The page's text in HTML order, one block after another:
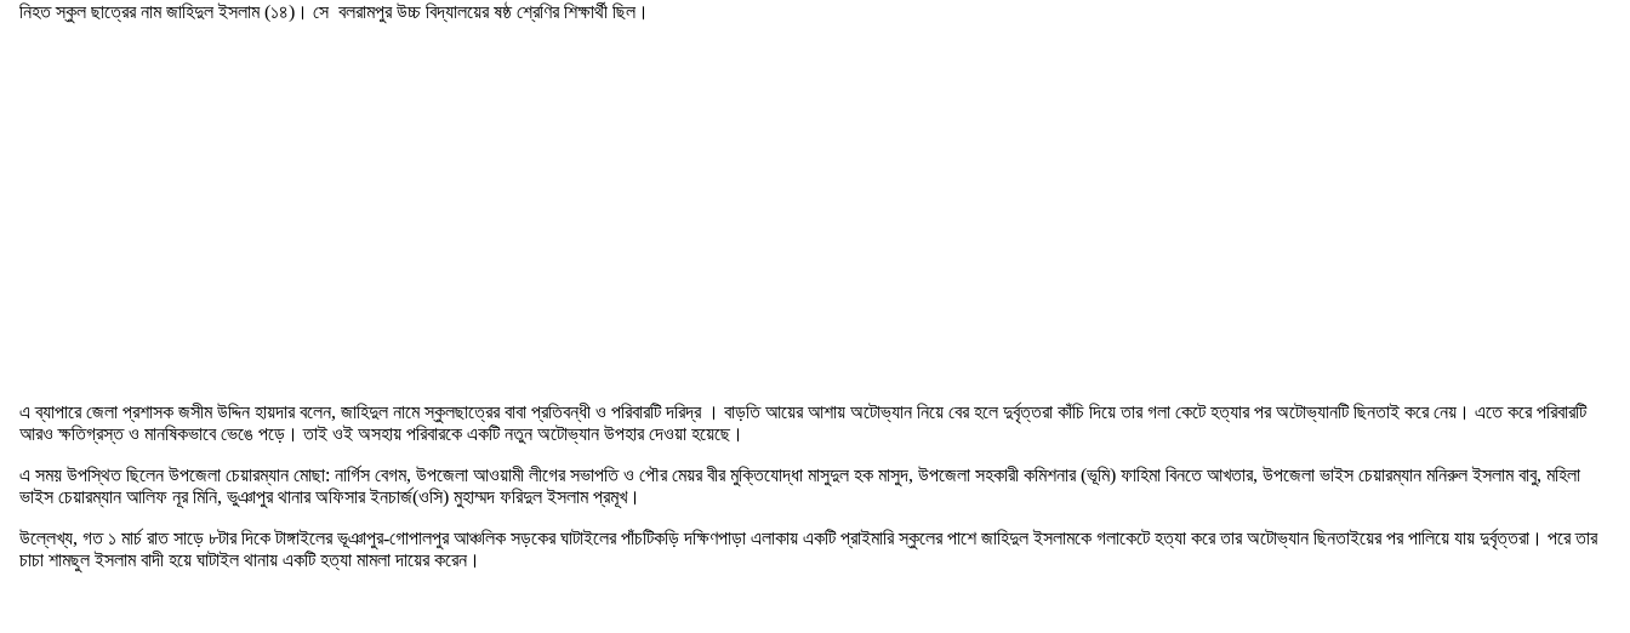
নিহত স্কুল ছাত্রের নাম জাহিদুল ইসলাম (১৪)। সে বলরামপুর উচ্চ বিদ্যালয়ের ষষ্ঠ শ্রেণির শিক্ষার্থী ছিল।
এ ব্যাপারে জেলা প্রশাসক জসীম উদ্দিন হায়দার বলেন, জাহিদুল নামে স্কুলছাত্রের বাবা প্রতিবন্ধী ও পরিবারটি দরিদ্র । বাড়তি আয়ের আশায় অটোভ্যান নিয়ে বের হলে দুর্বৃত্তরা কাঁচি দিয়ে তার গলা কেটে হত্যার পর অটোভ্যানটি ছিনতাই করে নেয়। এতে করে পরিবারটি
আরও ক্ষতিগ্রস্ত ও মানষিকভাবে ভেঙে পড়ে। তাই ওই অসহায় পরিবারকে একটি নতুন অটোভ্যান উপহার দেওয়া হয়েছে।
এ সময় উপস্থিত ছিলেন উপজেলা চেয়ারম্যান মোছা: নার্গিস বেগম, উপজেলা আওয়ামী লীগের সভাপতি ও পৌর মেয়র বীর মুক্তিযোদ্ধা মাসুদুল হক মাসুদ, উপজেলা সহকারী কমিশনার (ভূমি) ফাহিমা বিনতে আখতার, উপজেলা ভাইস চেয়ারম্যান মনিরুল ইসলাম বাবু, মহিলা
ভাইস চেয়ারম্যান আলিফ নূর মিনি, ভুঞাপুর থানার অফিসার ইনচার্জ(ওসি) মুহাম্মদ ফরিদুল ইসলাম প্রমূখ।
উল্লেখ্য, গত ১ মার্চ রাত সাড়ে ৮টার দিকে টাঙ্গাইলের ভূঞাপুর-গোপালপুর আঞ্চলিক সড়কের ঘাটাইলের পাঁচটিকড়ি দক্ষিণপাড়া এলাকায় একটি প্রাইমারি স্কুলের পাশে জাহিদুল ইসলামকে গলাকেটে হত্যা করে তার অটোভ্যান ছিনতাইয়ের পর পালিয়ে যায় দুর্বৃত্তরা। পরে তার
চাচা শামছুল ইসলাম বাদী হয়ে ঘাটাইল থানায় একটি হত্যা মামলা দায়ের করেন।